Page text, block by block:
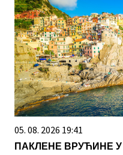
05. 08. 2026 19:41
ПАКЛЕНЕ ВРУЋИНЕ У